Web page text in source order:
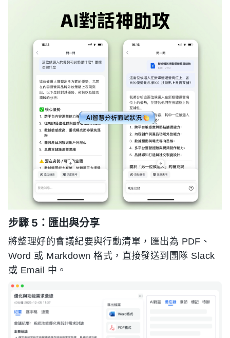
步驟 5：匯出與分享
將整理好的會議紀要與行動清單，匯出為 PDF、
Word 或 Markdown 格式，直接發送到團隊 Slack
或 Email 中。